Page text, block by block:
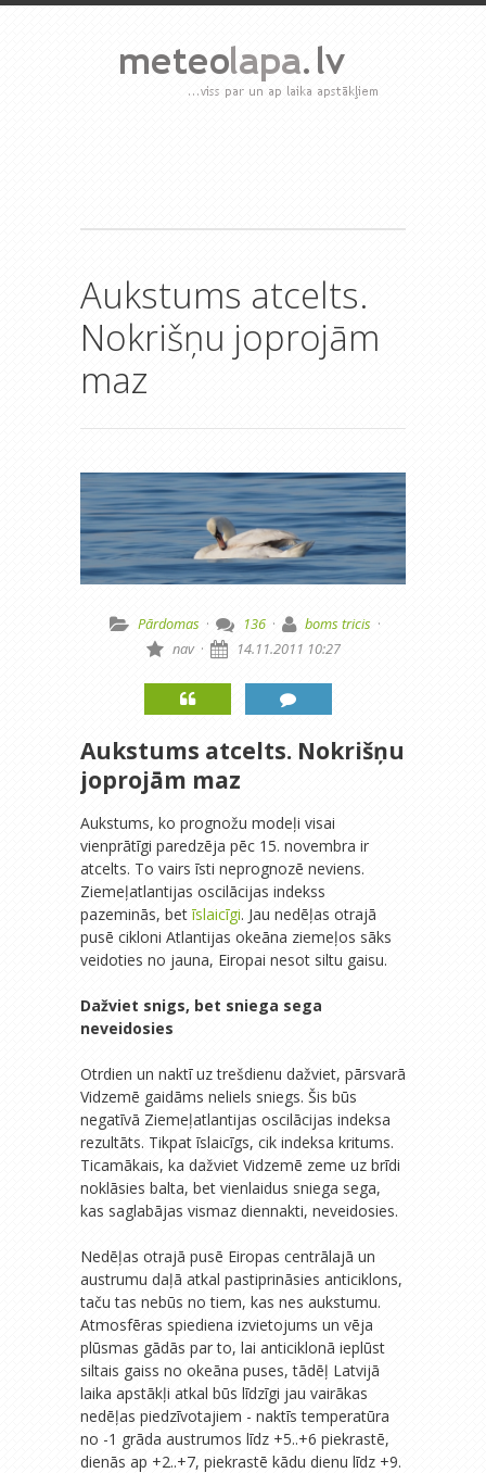
Aukstums atcelts.
Nokrišņu joprojām
maz
Pārdomas · 136 · boms tricis ·
nav · 14.11.2011 10:27
Aukstums atcelts. Nokrišņu
joprojām maz
Aukstums, ko prognožu modeļi visai
vienprātīgi paredzēja pēc 15. novembra ir
atcelts. To vairs īsti neprognozē neviens.
Ziemeļatlantijas oscilācijas indekss
pazeminās, bet īslaicīgi. Jau nedēļas otrajā
pusē cikloni Atlantijas okeāna ziemeļos sāks
veidoties no jauna, Eiropai nesot siltu gaisu.
Dažviet snigs, bet sniega sega
neveidosies
Otrdien un naktī uz trešdienu dažviet, pārsvarā
Vidzemē gaidāms neliels sniegs. Šis būs
negatīvā Ziemeļatlantijas oscilācijas indeksa
rezultāts. Tikpat īslaicīgs, cik indeksa kritums.
Ticamākais, ka dažviet Vidzemē zeme uz brīdi
noklāsies balta, bet vienlaidus sniega sega,
kas saglabājas vismaz diennakti, neveidosies.
Nedēļas otrajā pusē Eiropas centrālajā un
austrumu daļā atkal pastiprināsies anticiklons,
taču tas nebūs no tiem, kas nes aukstumu.
Atmosfēras spiediena izvietojums un vēja
plūsmas gādās par to, lai anticiklonā ieplūst
siltais gaiss no okeāna puses, tādēļ Latvijā
laika apstākļi atkal būs līdzīgi jau vairākas
nedēļas piedzīvotajiem - naktīs temperatūra
no -1 grāda austrumos līdz +5..+6 piekrastē,
dienās ap +2..+7, piekrastē kādu dienu līdz +9.